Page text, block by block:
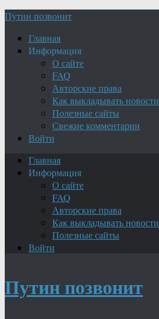
Путин позвонит
Главная
Информация
О сайте
FAQ
Авторские права
Как выкладывать новости
Полезные сайты
Свежие комментарии
Войти
Главная
Информация
О сайте
FAQ
Авторские права
Как выкладывать новости
Полезные сайты
Войти
Путин позвонит